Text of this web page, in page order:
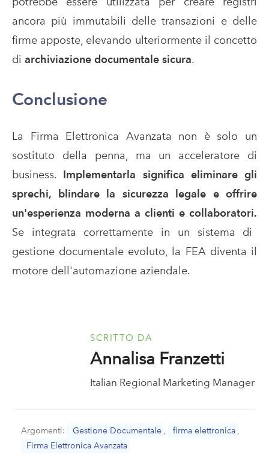
ancora più immutabili delle transazioni e delle
firme apposte, elevando ulteriormente il concetto
di archiviazione documentale sicura.
Conclusione
La Firma Elettronica Avanzata non è solo un
sostituto della penna, ma un acceleratore di
business. Implementarla significa eliminare gli
sprechi, blindare la sicurezza legale e offrire
un'esperienza moderna a clienti e collaboratori.
Se integrata correttamente in un sistema di
gestione documentale evoluto, la FEA diventa il
motore dell'automazione aziendale.
SCRITTO DA
Annalisa Franzetti
Italian Regional Marketing Manager
Argomenti: Gestione Documentale , firma elettronica ,
Firma Elettronica Avanzata